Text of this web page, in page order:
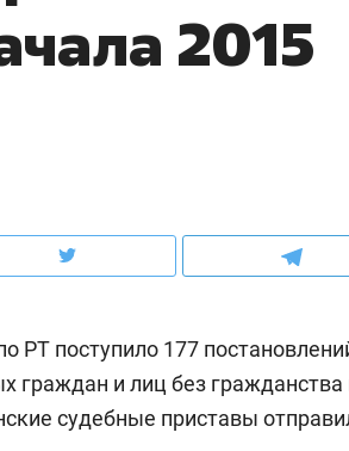
2015
РТ поступило 177
граждан и лиц без гражданства
судебные приставы
формы о контрафакте,
и развитии без кредитов
рынки,
чем
Рекомендуем